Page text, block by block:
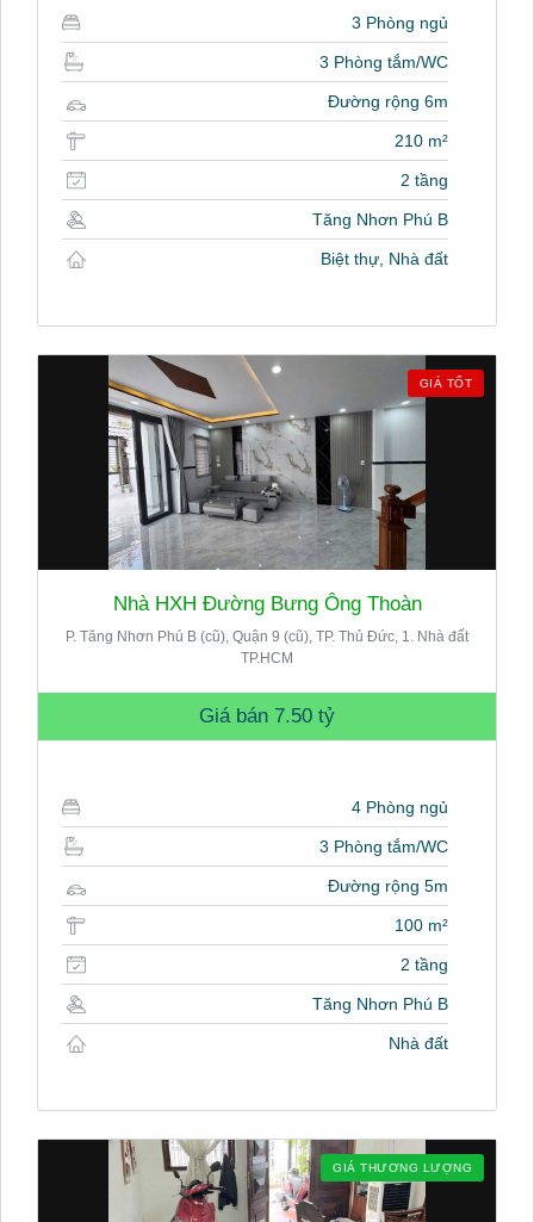
3 Phòng ngủ
3 Phòng tắm/WC
Đường rộng 6m
210 m²
2 tầng
Tăng Nhơn Phú B
Biệt thự, Nhà đất
GIÁ TỐT
Nhà HXH Đường Bưng Ông Thoàn
P. Tăng Nhơn Phú B (cũ), Quận 9 (cũ), TP. Thủ Đức, 1. Nhà đất
TP.HCM
Giá bán 7.50 tỷ
4 Phòng ngủ
3 Phòng tắm/WC
Đường rộng 5m
100 m²
2 tầng
Tăng Nhơn Phú B
Nhà đất
GIÁ THƯƠNG LƯỢNG